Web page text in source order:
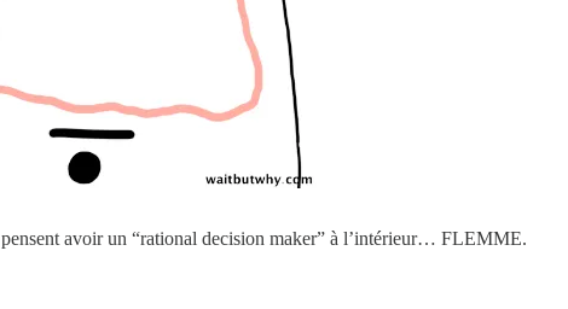
avoir un “rational decision maker” à l’intérieur… FLEMME.